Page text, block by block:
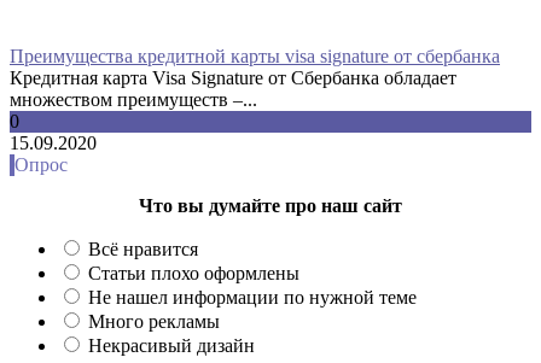
Преимущества кредитной карты visa signature от сбербанка
Кредитная карта Visa Signature от Сбербанка обладает
множеством преимуществ –...
0
15.09.2020
Опрос
Что вы думайте про наш сайт
Всё нравится
Статьи плохо оформлены
Не нашел информации по нужной теме
Много рекламы
Некрасивый дизайн